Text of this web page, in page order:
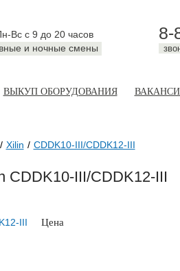
Вс с 9 до 20 часов
и ночные смены
8-
ВЫКУП ОБОРУДОВАНИЯ
Xilin CDDK10-III/CDDK12-III
III/CDDK12-III
Цена